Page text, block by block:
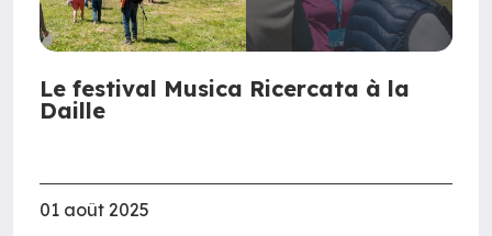
Le festival Musica Ricercata à la
Daille
01 août 2025